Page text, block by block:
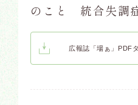
のこと 統合失調
広報誌「場ぁ」PDF